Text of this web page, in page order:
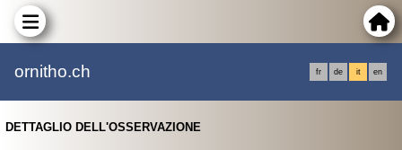
ornitho.ch fr de it en
DETTAGLIO DELL'OSSERVAZIONE